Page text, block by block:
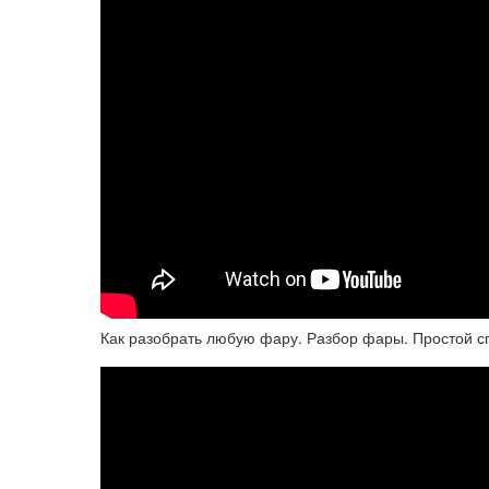
Как разобрать любую фару. Разбор фары. Простой